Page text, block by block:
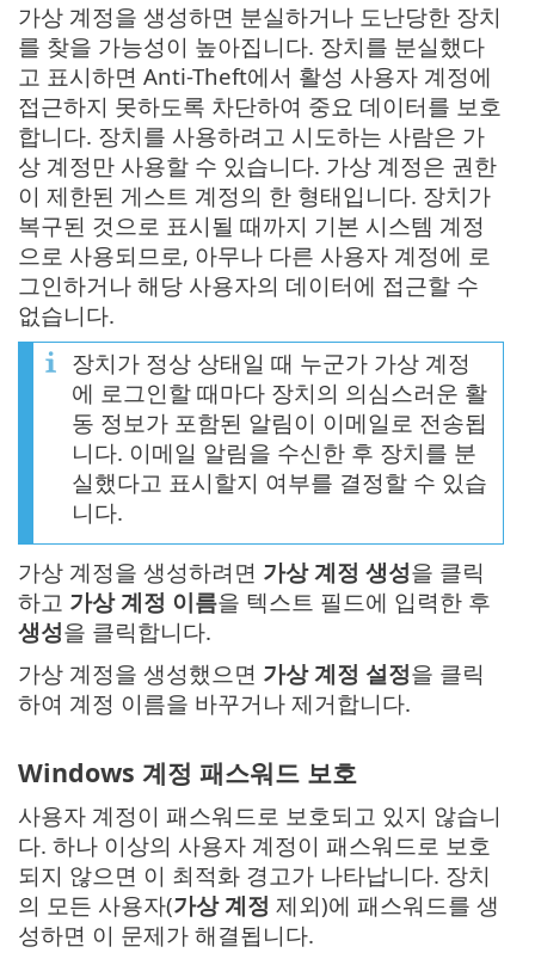
가상 계정을 생성하면 분실하거나 도난당한 장치
를 찾을 가능성이 높아집니다. 장치를 분실했다
고 표시하면 Anti-Theft에서 활성 사용자 계정에
접근하지 못하도록 차단하여 중요 데이터를 보호
합니다. 장치를 사용하려고 시도하는 사람은 가
상 계정만 사용할 수 있습니다. 가상 계정은 권한
이 제한된 게스트 계정의 한 형태입니다. 장치가
복구된 것으로 표시될 때까지 기본 시스템 계정
으로 사용되므로, 아무나 다른 사용자 계정에 로
그인하거나 해당 사용자의 데이터에 접근할 수
없습니다.
장치가 정상 상태일 때 누군가 가상 계정
에 로그인할 때마다 장치의 의심스러운 활
동 정보가 포함된 알림이 이메일로 전송됩
니다. 이메일 알림을 수신한 후 장치를 분
실했다고 표시할지 여부를 결정할 수 있습
니다.
가상 계정을 생성하려면 가상 계정 생성을 클릭
하고 가상 계정 이름을 텍스트 필드에 입력한 후
생성을 클릭합니다.
가상 계정을 생성했으면 가상 계정 설정을 클릭
하여 계정 이름을 바꾸거나 제거합니다.
Windows 계정 패스워드 보호
사용자 계정이 패스워드로 보호되고 있지 않습니
다. 하나 이상의 사용자 계정이 패스워드로 보호
되지 않으면 이 최적화 경고가 나타납니다. 장치
의 모든 사용자(가상 계정 제외)에 패스워드를 생
성하면 이 문제가 해결됩니다.